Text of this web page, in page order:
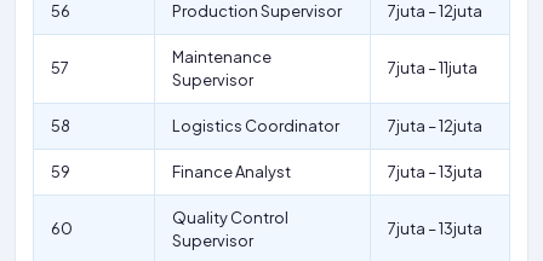
56 Production Supervisor 7juta – 12juta
57
Maintenance
Supervisor
7juta – 11juta
58 Logistics Coordinator 7juta – 12juta
59 Finance Analyst 7juta – 13juta
60
Quality Control
Supervisor
7juta – 13juta